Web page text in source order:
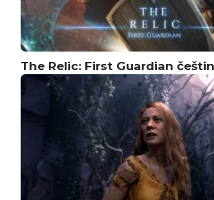
The Relic: First Guardian